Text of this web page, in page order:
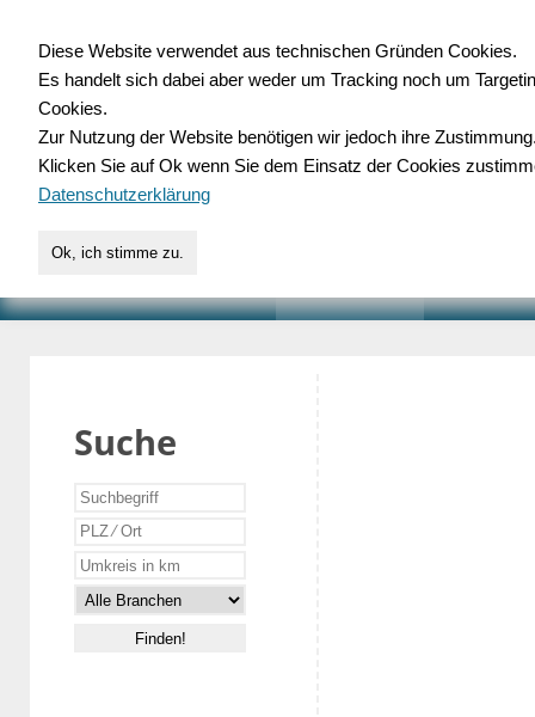
für Handwerk,
Suche
Diese Website verwendet aus technischen Gründen Cookies.
Es handelt sich dabei aber weder um Tracking noch um
Cookies.
Zur Nutzung der Website benötigen wir jedoch ihre
Klicken Sie auf Ok wenn Sie dem Einsatz der Cookies
Datenschutzerklärung
Ok, ich stimme zu.